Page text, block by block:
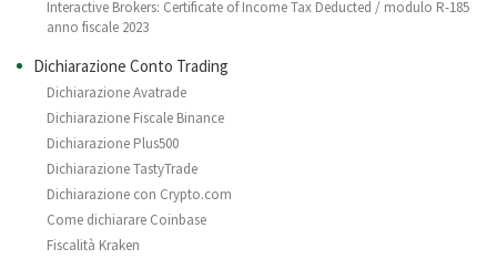
Interactive Brokers: Certificate of Income Tax Deducted / modulo R-185
anno fiscale 2023
Dichiarazione Conto Trading
Dichiarazione Avatrade
Dichiarazione Fiscale Binance
Dichiarazione Plus500
Dichiarazione TastyTrade
Dichiarazione con Crypto.com
Come dichiarare Coinbase
Fiscalità Kraken